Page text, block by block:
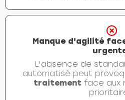
Manque d'agilité
L'absence de
automatisé peut
traitementface aux